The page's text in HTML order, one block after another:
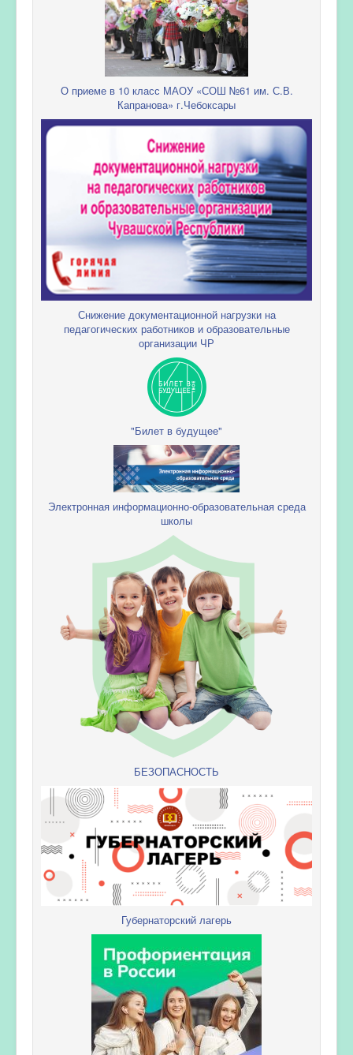
О приеме в 10 класс МАОУ «СОШ №61 им. С.В.
Капранова» г.Чебоксары
Снижение документационной нагрузки на
педагогических работников и образовательные
организации ЧР
"Билет в будущее"
Электронная информационно-образовательная среда
школы
БЕЗОПАСНОСТЬ
Губернаторский лагерь